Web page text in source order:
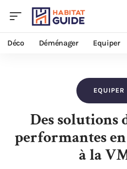
Déco Déménager Equiper
EQUIPER
Des solutions
performantes
à la